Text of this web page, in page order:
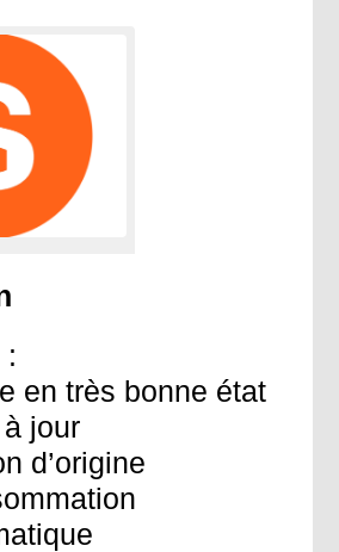
:
en très bonne état
jour
d’origine